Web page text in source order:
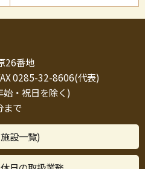
26番地
0285-32-8606(代表)
・祝日を除く)
まで
設一覧)